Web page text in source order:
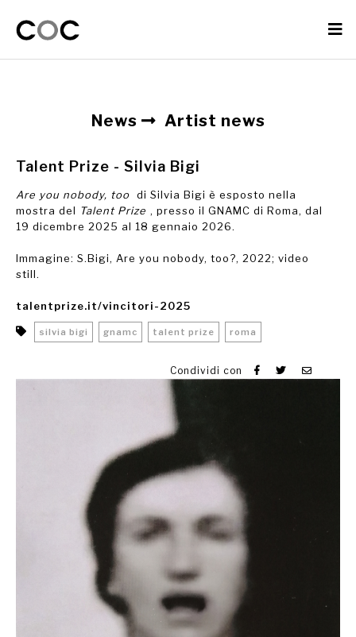
News Artist news
Talent Prize - Silvia Bigi
Are you nobody, too di Silvia Bigi è esposto nella
mostra del Talent Prize , presso il GNAMC di Roma, dal
19 dicembre 2025 al 18 gennaio 2026.
Immagine: S.Bigi, Are you nobody, too?, 2022; video
still.
talentprize.it/vincitori-2025
silvia bigi gnamc talent prize roma
Condividi con